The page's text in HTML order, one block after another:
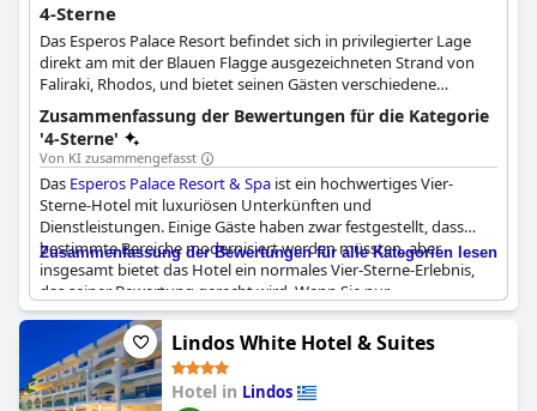
4-Sterne
Das Esperos Palace Resort befindet sich in privilegierter Lage
direkt am mit der Blauen Flagge ausgezeichneten Strand von
Faliraki, Rhodos, und bietet seinen Gästen verschiedene
luxuriöse 4-Sterne-Einrichtungen wie Außenpools, einen "Lazy
River", elegant eingerichtete Zimmer und Suiten, Zimmerservice,
Tennisplätze, ein erfrischendes Spa-Center und viele weitere
Annehmlichkeiten, die ideal für alle Gäste sind, die einen
luxuriösen Ort für ihren Urlaub auf der Insel Rhodos suchen.
Zusammenfassung der Bewertungen für die Kategorie
'4-Sterne'
Von KI zusammengefasst
Das Esperos Palace Resort & Spa ist ein hochwertiges Vier-
Sterne-Hotel mit luxuriösen Unterkünften und
Dienstleistungen. Einige Gäste haben zwar festgestellt, dass
bestimmte Bereiche modernisiert werden müssten, aber
insgesamt bietet das Hotel ein normales Vier-Sterne-Erlebnis,
das seiner Bewertung gerecht wird. Wenn Sie nur
Bed&Breakfast buchen, sollten Sie sich im Voraus an der
Rezeption über die Verpflegungsmöglichkeiten informieren.
Nichtsdestotrotz haben es die Gäste genossen, sich zu
entspannen und die schöne Atmosphäre dieses charmanten
Urlaubsortes zu genießen.
Zusammenfassung der Bewertungen für alle Kategorien lesen
Lindos White Hotel & Suites
Hotel in Lindos